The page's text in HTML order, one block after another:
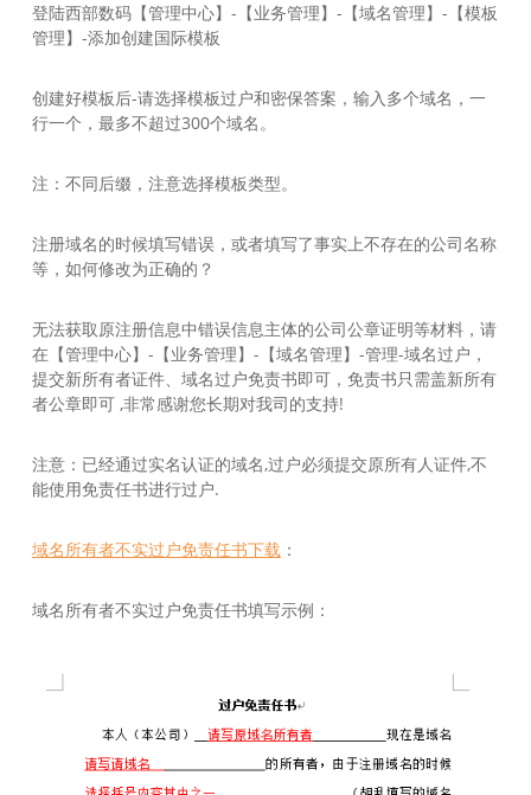
登陆西部数码【管理中心】-【业务管理】-【域名管理】-【模板
管理】-添加创建国际模板
创建好模板后-请选择模板过户和密保答案，输入多个域名，一
行一个，最多不超过300个域名。
注：不同后缀，注意选择模板类型。
注册域名的时候填写错误，或者填写了事实上不存在的公司名称
等，如何修改为正确的？
无法获取原注册信息中错误信息主体的公司公章证明等材料，请
在【管理中心】-【业务管理】-【域名管理】-管理-域名过户，
提交新所有者证件、域名过户免责书即可，免责书只需盖新所有
者公章即可 ,非常感谢您长期对我司的支持!
注意：已经通过实名认证的域名,过户必须提交原所有人证件,不
能使用免责任书进行过户.
域名所有者不实过户免责任书下载：
域名所有者不实过户免责任书填写示例：